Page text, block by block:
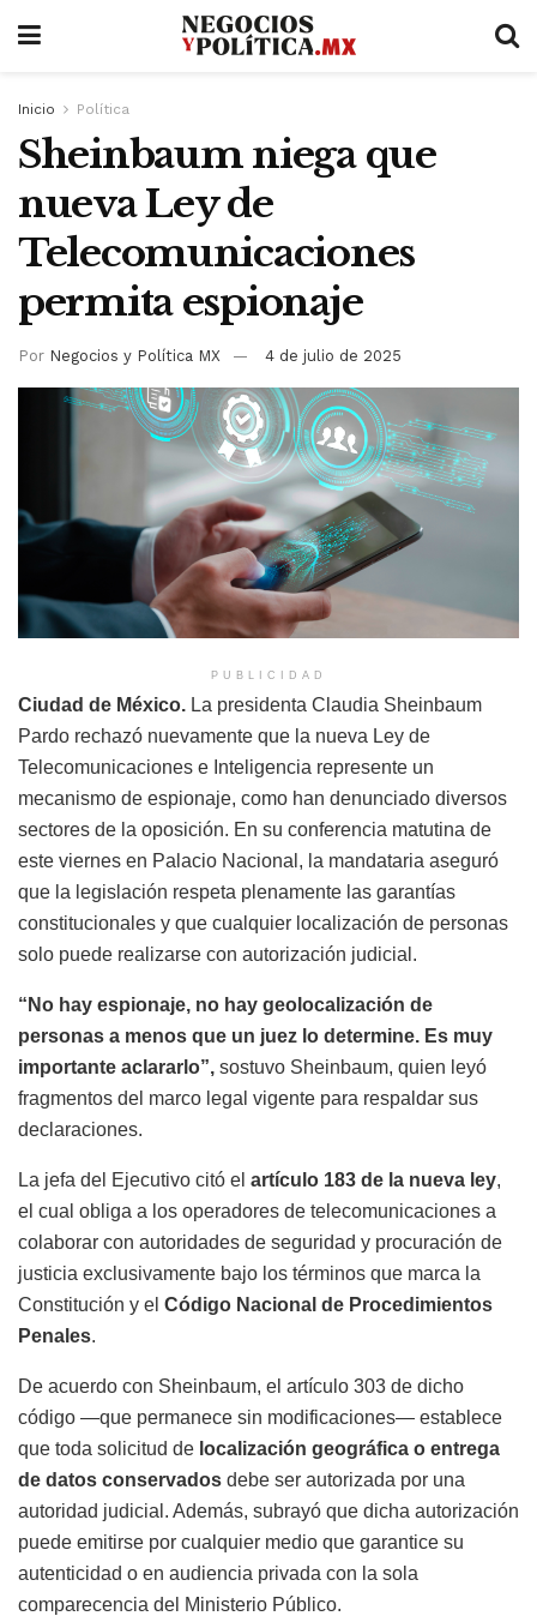
Inicio Política
Sheinbaum niega que
nueva Ley de
Telecomunicaciones
permita espionaje
Por Negocios y Política MX 4 de julio de 2025
PUBLICIDAD
Ciudad de México. La presidenta Claudia Sheinbaum
Pardo rechazó nuevamente que la nueva Ley de
Telecomunicaciones e Inteligencia represente un
mecanismo de espionaje, como han denunciado diversos
sectores de la oposición. En su conferencia matutina de
este viernes en Palacio Nacional, la mandataria aseguró
que la legislación respeta plenamente las garantías
constitucionales y que cualquier localización de personas
solo puede realizarse con autorización judicial.
“No hay espionaje, no hay geolocalización de
personas a menos que un juez lo determine. Es muy
importante aclararlo”, sostuvo Sheinbaum, quien leyó
fragmentos del marco legal vigente para respaldar sus
declaraciones.
La jefa del Ejecutivo citó el artículo 183 de la nueva ley,
el cual obliga a los operadores de telecomunicaciones a
colaborar con autoridades de seguridad y procuración de
justicia exclusivamente bajo los términos que marca la
Constitución y el Código Nacional de Procedimientos
Penales.
De acuerdo con Sheinbaum, el artículo 303 de dicho
código —que permanece sin modificaciones— establece
que toda solicitud de localización geográfica o entrega
de datos conservados debe ser autorizada por una
autoridad judicial. Además, subrayó que dicha autorización
puede emitirse por cualquier medio que garantice su
autenticidad o en audiencia privada con la sola
comparecencia del Ministerio Público.